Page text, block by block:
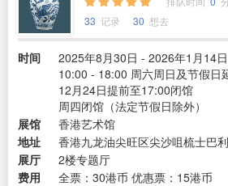
33 记录 30 想去
时间
2025年8月30日 - 2026年1月14日
10:00 - 18:00 周六周日及节假日
12月24日提前至17:00闭馆
周四闭馆（法定节假日除外）
展馆
香港艺术馆
地址
香港九龙油尖旺区尖沙咀梳士巴
展厅
2楼专题厅
费用
全票：30港币 优惠票：15港币